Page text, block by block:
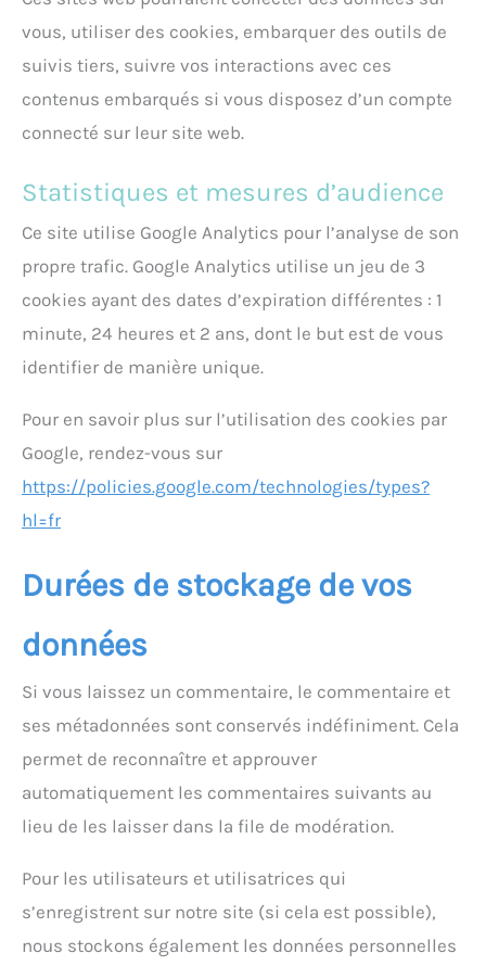
vous, utiliser des cookies, embarquer des outils de
suivis tiers, suivre vos interactions avec ces
contenus embarqués si vous disposez d’un compte
connecté sur leur site web.
Statistiques et mesures d’audience
Ce site utilise Google Analytics pour l’analyse de son
propre trafic. Google Analytics utilise un jeu de 3
cookies ayant des dates d’expiration différentes : 1
minute, 24 heures et 2 ans, dont le but est de vous
identifier de manière unique.
Pour en savoir plus sur l’utilisation des cookies par
Google, rendez-vous sur
https://policies.google.com/technologies/types?
hl=fr
Durées de stockage de vos
données
Si vous laissez un commentaire, le commentaire et
ses métadonnées sont conservés indéfiniment. Cela
permet de reconnaître et approuver
automatiquement les commentaires suivants au
lieu de les laisser dans la file de modération.
Pour les utilisateurs et utilisatrices qui
s’enregistrent sur notre site (si cela est possible),
nous stockons également les données personnelles